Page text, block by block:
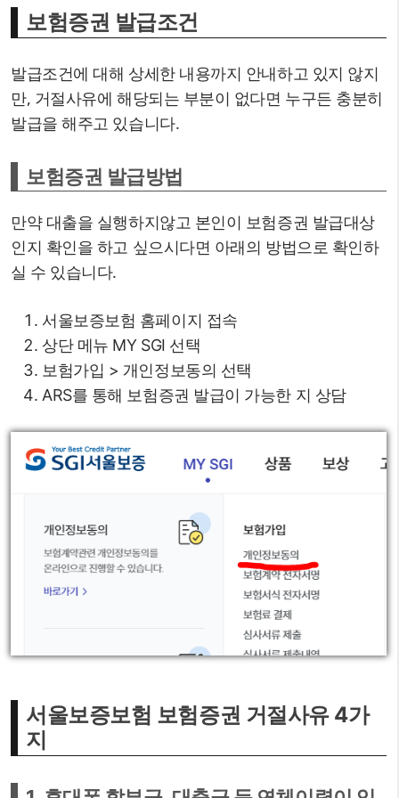
보험증권 발급조건
발급조건에 대해 상세한 내용까지 안내하고 있지 않지
만, 거절사유에 해당되는 부분이 없다면 누구든 충분히
발급을 해주고 있습니다.
보험증권 발급방법
만약 대출을 실행하지않고 본인이 보험증권 발급대상
인지 확인을 하고 싶으시다면 아래의 방법으로 확인하
실 수 있습니다.
서울보증보험 홈페이지 접속
상단 메뉴 MY SGI 선택
보험가입 > 개인정보동의 선택
ARS를 통해 보험증권 발급이 가능한 지 상담
서울보증보험 보험증권 거절사유 4가
지